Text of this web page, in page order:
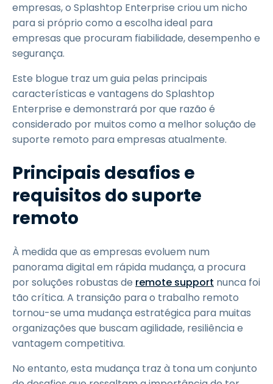
empresas, o Splashtop Enterprise criou um nicho
para si próprio como a escolha ideal para
empresas que procuram fiabilidade, desempenho e
segurança.
Este blogue traz um guia pelas principais
características e vantagens do Splashtop
Enterprise e demonstrará por que razão é
considerado por muitos como a melhor solução de
suporte remoto para empresas atualmente.
Principais desafios e
requisitos do suporte
remoto
À medida que as empresas evoluem num
panorama digital em rápida mudança, a procura
por soluções robustas de remote support nunca foi
tão crítica. A transição para o trabalho remoto
tornou-se uma mudança estratégica para muitas
organizações que buscam agilidade, resiliência e
vantagem competitiva.
No entanto, esta mudança traz à tona um conjunto